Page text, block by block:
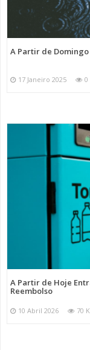
A Partir de Domingo
17 Janeiro 2025 0
A Partir de Hoje
Reembolso
10 Abril 2026 70 K